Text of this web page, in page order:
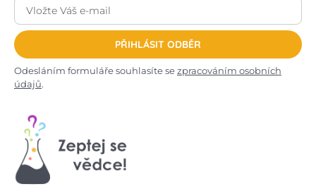
PŘIHLÁSIT ODBĚR
Odesláním formuláře souhlasíte sezpracováním osobních
údajů.